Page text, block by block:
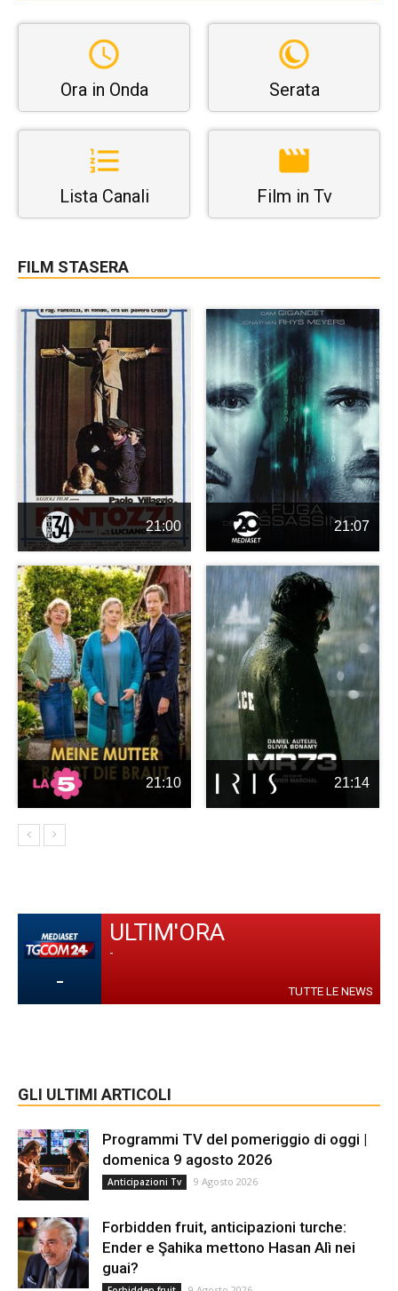
Ora in Onda Serata
Lista Canali Film in Tv
FILM STASERA
21:00 21:07
21:10 21:14
-
ULTIM'ORA
-
TUTTE LE NEWS
GLI ULTIMI ARTICOLI
Programmi TV del pomeriggio di oggi |
domenica 9 agosto 2026
Anticipazioni Tv 9 Agosto 2026
Forbidden fruit, anticipazioni turche:
Ender e Şahika mettono Hasan Alì nei
guai?